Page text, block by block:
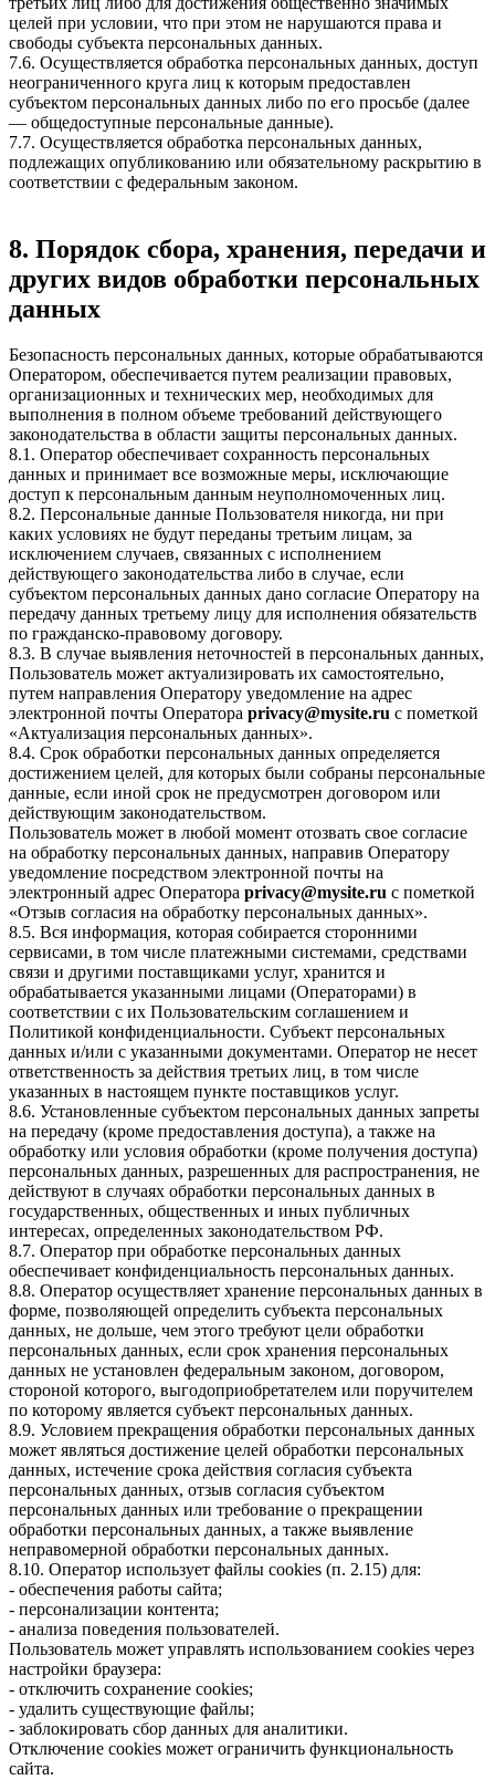
целей при условии, что при этом не нарушаются права и
свободы субъекта персональных данных.
7.6. Осуществляется обработка персональных данных, доступ
неограниченного круга лиц к которым предоставлен
субъектом персональных данных либо по его просьбе (далее
— общедоступные персональные данные).
7.7. Осуществляется обработка персональных данных,
подлежащих опубликованию или обязательному раскрытию в
соответствии с федеральным законом.
8. Порядок сбора, хранения, передачи и
других видов обработки персональных
данных
Безопасность персональных данных, которые обрабатываются
Оператором, обеспечивается путем реализации правовых,
организационных и технических мер, необходимых для
выполнения в полном объеме требований действующего
законодательства в области защиты персональных данных.
8.1. Оператор обеспечивает сохранность персональных
данных и принимает все возможные меры, исключающие
доступ к персональным данным неуполномоченных лиц.
8.2. Персональные данные Пользователя никогда, ни при
каких условиях не будут переданы третьим лицам, за
исключением случаев, связанных с исполнением
действующего законодательства либо в случае, если
субъектом персональных данных дано согласие Оператору на
передачу данных третьему лицу для исполнения обязательств
по гражданско-правовому договору.
8.3. В случае выявления неточностей в персональных данных,
Пользователь может актуализировать их самостоятельно,
путем направления Оператору уведомление на адрес
электронной почты Оператора privacy@mysite.ru с пометкой
«Актуализация персональных данных».
8.4. Срок обработки персональных данных определяется
достижением целей, для которых были собраны персональные
данные, если иной срок не предусмотрен договором или
действующим законодательством.
Пользователь может в любой момент отозвать свое согласие
на обработку персональных данных, направив Оператору
уведомление посредством электронной почты на
электронный адрес Оператора privacy@mysite.ru с пометкой
«Отзыв согласия на обработку персональных данных».
8.5. Вся информация, которая собирается сторонними
сервисами, в том числе платежными системами, средствами
связи и другими поставщиками услуг, хранится и
обрабатывается указанными лицами (Операторами) в
соответствии с их Пользовательским соглашением и
Политикой конфиденциальности. Субъект персональных
данных и/или с указанными документами. Оператор не несет
ответственность за действия третьих лиц, в том числе
указанных в настоящем пункте поставщиков услуг.
8.6. Установленные субъектом персональных данных запреты
на передачу (кроме предоставления доступа), а также на
обработку или условия обработки (кроме получения доступа)
персональных данных, разрешенных для распространения, не
действуют в случаях обработки персональных данных в
государственных, общественных и иных публичных
интересах, определенных законодательством РФ.
8.7. Оператор при обработке персональных данных
обеспечивает конфиденциальность персональных данных.
8.8. Оператор осуществляет хранение персональных данных в
форме, позволяющей определить субъекта персональных
данных, не дольше, чем этого требуют цели обработки
персональных данных, если срок хранения персональных
данных не установлен федеральным законом, договором,
стороной которого, выгодоприобретателем или поручителем
по которому является субъект персональных данных.
8.9. Условием прекращения обработки персональных данных
может являться достижение целей обработки персональных
данных, истечение срока действия согласия субъекта
персональных данных, отзыв согласия субъектом
персональных данных или требование о прекращении
обработки персональных данных, а также выявление
неправомерной обработки персональных данных.
8.10. Оператор использует файлы cookies (п. 2.15) для:
- обеспечения работы сайта;
- персонализации контента;
- анализа поведения пользователей.
Пользователь может управлять использованием cookies через
настройки браузера:
- отключить сохранение cookies;
- удалить существующие файлы;
- заблокировать сбор данных для аналитики.
Отключение cookies может ограничить функциональность
сайта.